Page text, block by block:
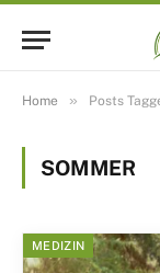
Home » Posts
SOMMER
MEDIZIN